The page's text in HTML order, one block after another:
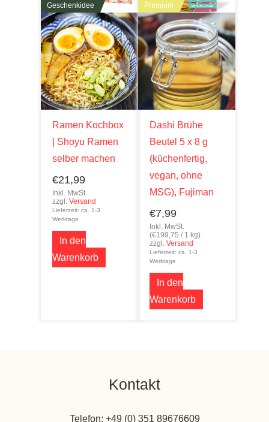
Geschenkidee
Ramen Kochbox
| Shoyu Ramen
selber machen
€21,99
Inkl. MwSt.
zzgl.Versand
Lieferzeit: ca. 1-3
Werktage
In den
Warenkorb
Premium
Dashi Brühe
Beutel 5 x 8 g
(küchenfertig,
vegan, ohne
MSG), Fujiman
€7,99
Inkl. MwSt.
(€199,75 / 1 kg)
zzgl.Versand
Lieferzeit: ca. 1-3
Werktage
In den
Warenkorb
Kontakt
Telefon: +49 (0) 351 89676609